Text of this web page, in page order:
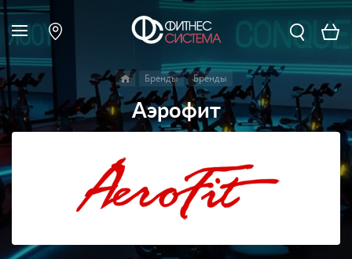
Бренды Бренды
Аэрофит